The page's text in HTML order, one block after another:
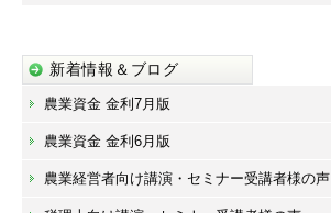
新着情報＆ブログ
農業資金 金利7月版
農業資金 金利6月版
農業経営者向け講演・セミナー受講者様の声